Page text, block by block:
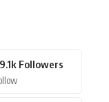
Followers